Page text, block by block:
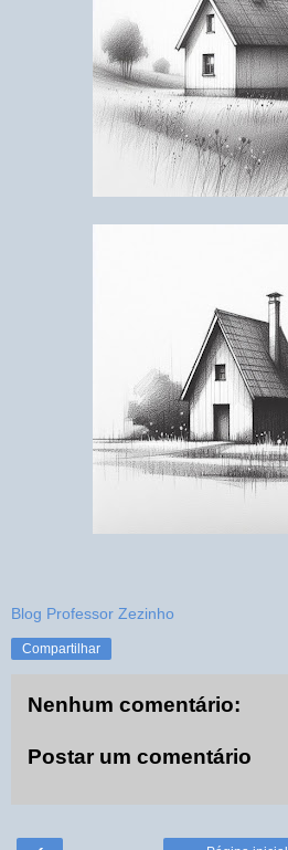
Blog Professor Zezinho
Compartilhar
Nenhum comentário:
Postar um comentário